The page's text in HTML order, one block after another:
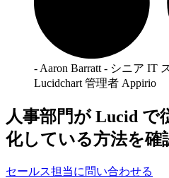
- Aaron Barratt - シニア IT
Lucidchart 管理者 Appirio
人事部門が Lucid で
化している方法を確
セールス担当に問い合わせる